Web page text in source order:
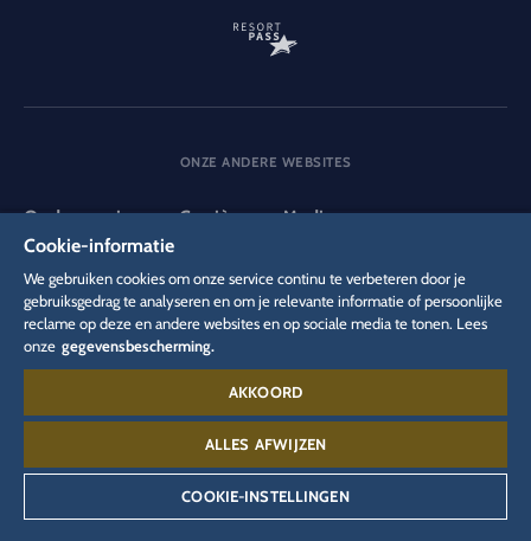
ONZE ANDERE WEBSITES
Onderneming Carrière Media
DSGVO
Privacybeleid Cookie-instellingen
Colofon
Juridische informatie
Contact:
00 49 782 27 71 44 00
Europa-Park GmbH & Co Mack KG
Cookie-informatie
We gebruiken cookies om onze service continu te verbeteren door je
gebruiksgedrag te analyseren en om je relevante informatie of persoonlijke
reclame op deze en andere websites en op sociale media te tonen. Lees
onze gegevensbescherming.
AKKOORD
ALLES AFWIJZEN
COOKIE-INSTELLINGEN